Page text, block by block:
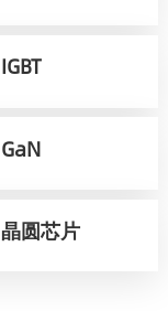
IGBT
GaN
晶圆芯片